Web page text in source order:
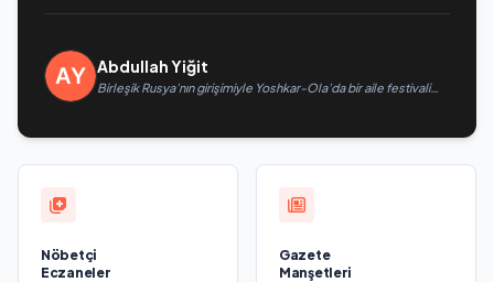
Abdullah Yiğit
Birleşik Rusya’nın girişimiyle Yoshkar-Ola’da bir aile festivali
Nöbetçi
Eczaneler
Gazete
Manşetleri